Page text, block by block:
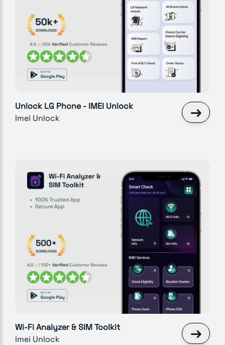
Unlock LG Phone - IMEI Unlock
Imei Unlock
→
Wi-Fi Analyzer & SIM Toolkit
Imei Unlock
→